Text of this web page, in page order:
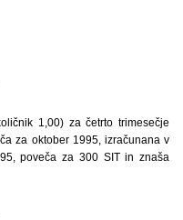
1,00) za četrto trimesečje
za oktober 1995, izračunana v
poveča za 300 SIT in znaša